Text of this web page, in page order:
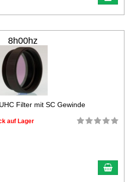
8h00hz
Filter mit SC Gewinde
auf Lager